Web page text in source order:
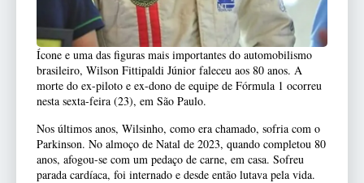
Ícone e uma das figuras mais importantes do automobilismo
brasileiro, Wilson Fittipaldi Júnior faleceu aos 80 anos. A
morte do ex-piloto e ex-dono de equipe de Fórmula 1 ocorreu
nesta sexta-feira (23), em São Paulo.
Nos últimos anos, Wilsinho, como era chamado, sofria com o
Parkinson. No almoço de Natal de 2023, quando completou 80
anos, afogou-se com um pedaço de carne, em casa. Sofreu
parada cardíaca, foi internado e desde então lutava pela vida.